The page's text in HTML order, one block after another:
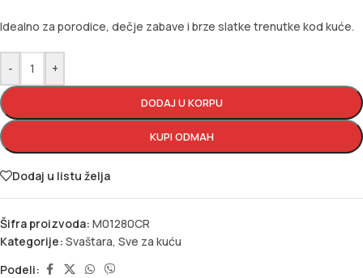
Idealno za porodice, dečje zabave i brze slatke trenutke kod kuće.
- +
DODAJ U KORPU
KUPI ODMAH
Dodaj u listu želja
Šifra proizvoda: M01280CR
Kategorije: Svaštara, Sve za kuću
Podeli: